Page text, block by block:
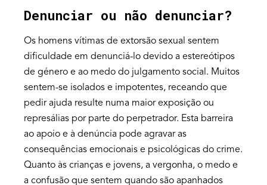
Denunciar ou não denunciar?
Os homens vítimas de extorsão sexual sentem
dificuldade em denunciá-lo devido a estereótipos
de género e ao medo do julgamento social. Muitos
sentem-se isolados e impotentes, receando que
pedir ajuda resulte numa maior exposição ou
represálias por parte do perpetrador. Esta barreira
ao apoio e à denúncia pode agravar as
consequências emocionais e psicológicas do crime.
Quanto às crianças e jovens, a vergonha, o medo e
a confusão que sentem quando são apanhados